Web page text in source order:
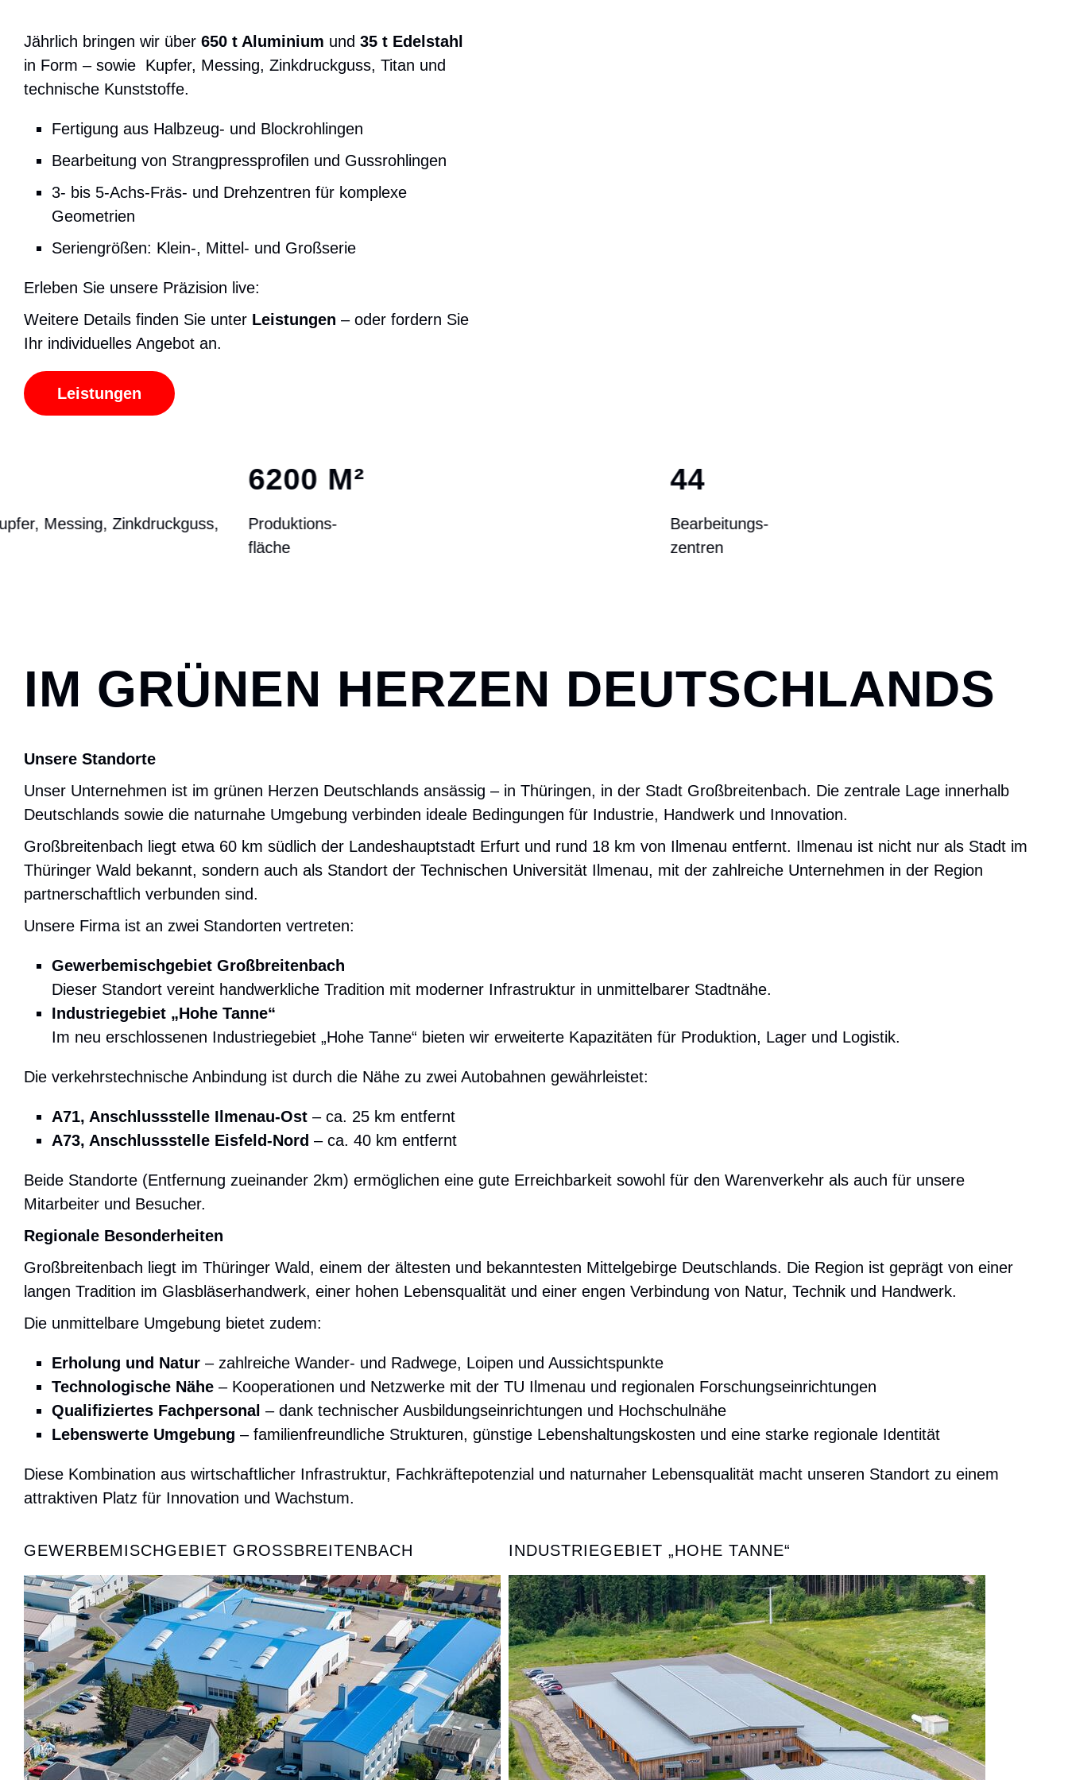
Jährlich bringen wir über 650 t Aluminium und 35 t Edelstahl
in Form – sowie Kupfer, Messing, Zinkdruckguss, Titan und
technische Kunststoffe.
Fertigung aus Halbzeug- und Blockrohlingen
Bearbeitung von Strangpressprofilen und Gussrohlingen
3- bis 5-Achs-Fräs- und Drehzentren für komplexe
Geometrien
Seriengrößen: Klein-, Mittel- und Großserie
Erleben Sie unsere Präzision live:
Weitere Details finden Sie unter Leistungen – oder fordern Sie
Ihr individuelles Angebot an.
Leistungen
Produktions-
IM GRÜNEN HERZEN DEUTSCHLANDS
Unsere Standorte
Unser Unternehmen ist im grünen Herzen Deutschlands ansässig – in Thüringen, in der Stadt Großbreitenbach. Die zentrale Lage innerhalb
Deutschlands sowie die naturnahe Umgebung verbinden ideale Bedingungen für Industrie, Handwerk und Innovation.
Großbreitenbach liegt etwa 60 km südlich der Landeshauptstadt Erfurt und rund 18 km von Ilmenau entfernt. Ilmenau ist nicht nur als Stadt im
Thüringer Wald bekannt, sondern auch als Standort der Technischen Universität Ilmenau, mit der zahlreiche Unternehmen in der Region
partnerschaftlich verbunden sind.
Unsere Firma ist an zwei Standorten vertreten:
Gewerbemischgebiet Großbreitenbach
Dieser Standort vereint handwerkliche Tradition mit moderner Infrastruktur in unmittelbarer Stadtnähe.
Industriegebiet „Hohe Tanne“
Im neu erschlossenen Industriegebiet „Hohe Tanne“ bieten wir erweiterte Kapazitäten für Produktion, Lager und Logistik.
Die verkehrstechnische Anbindung ist durch die Nähe zu zwei Autobahnen gewährleistet:
A71, Anschlussstelle Ilmenau-Ost – ca. 25 km entfernt
A73, Anschlussstelle Eisfeld-Nord – ca. 40 km entfernt
Beide Standorte (Entfernung zueinander 2km) ermöglichen eine gute Erreichbarkeit sowohl für den Warenverkehr als auch für unsere
Mitarbeiter und Besucher.
Regionale Besonderheiten
Großbreitenbach liegt im Thüringer Wald, einem der ältesten und bekanntesten Mittelgebirge Deutschlands. Die Region ist geprägt von einer
langen Tradition im Glasbläserhandwerk, einer hohen Lebensqualität und einer engen Verbindung von Natur, Technik und Handwerk.
Die unmittelbare Umgebung bietet zudem:
Erholung und Natur – zahlreiche Wander- und Radwege, Loipen und Aussichtspunkte
Technologische Nähe – Kooperationen und Netzwerke mit der TU Ilmenau und regionalen Forschungseinrichtungen
Qualifiziertes Fachpersonal – dank technischer Ausbildungseinrichtungen und Hochschulnähe
Lebenswerte Umgebung – familienfreundliche Strukturen, günstige Lebenshaltungskosten und eine starke regionale Identität
Diese Kombination aus wirtschaftlicher Infrastruktur, Fachkräftepotenzial und naturnaher Lebensqualität macht unseren Standort zu einem
attraktiven Platz für Innovation und Wachstum.
GEWERBEMISCHGEBIET GROSSBREITENBACH INDUSTRIEGEBIET „HOHE TANNE“